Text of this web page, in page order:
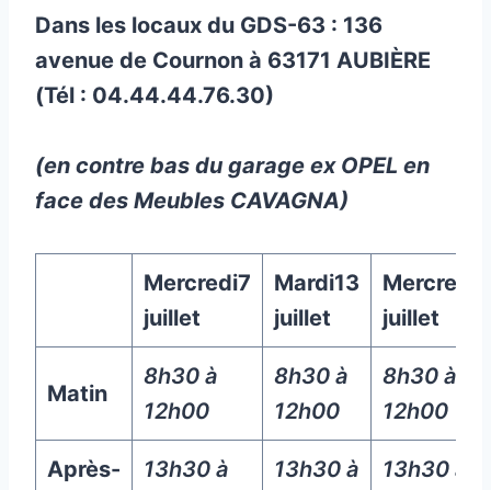
Dans les locaux du GDS-63 : 136
avenue de Cournon à 63171 AUBIÈRE
(Tél : 04.44.44.76.30)
(en contre bas du garage ex OPEL en
face des Meubles CAVAGNA)
Mercredi7
juillet
Mardi13
juillet
Mercredi
juillet
Matin
8h30 à
12h00
8h30 à
12h00
8h30 à
12h00
Après-
13h30 à
13h30 à
13h30 à